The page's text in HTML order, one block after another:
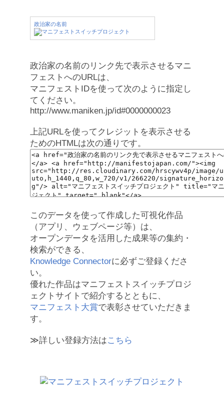
政治家の名前
政治家の名前のリンク先で表示させるマニ
フェストへのURLは、
マニフェストIDを使って次のように指定し
てください。
http://www.maniken.jp/id#0000000023
上記URLを使ってクレジットを表示させる
ためのHTMLは次の通りです。
このデータを使って作成した可視化作品
（アプリ、ウェブページ等）は、
オープンデータを活用した成果等の集約・
検索ができる、
Knowledge Connectorに必ずご登録くださ
い。
優れた作品はマニフェストスイッチプロジ
ェクトサイトで紹介するとともに、
マニフェスト大賞で表彰させていただきま
す。
≫詳しい登録方法はこちら